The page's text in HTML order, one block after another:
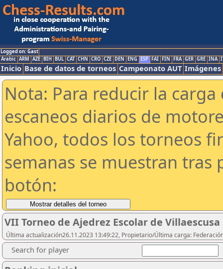
Logged on: Gast
Arabic ARM AZE BIH BUL CAT CHN CRO CZE DEN ENG ESP FAI FIN FRA GER GRE INA
Inicio Base de datos de torneos Campeonato AUT Imágenes
Nota: Para reducir la
escaneos diarios de
Yahoo, todos los torneos
semanas se muestran tras
botón:
VII Torneo de Ajedrez Escolar de Villaescusa
Última actualización26.11.2023 13:49:22, Propietario/Última carga:
Search for player